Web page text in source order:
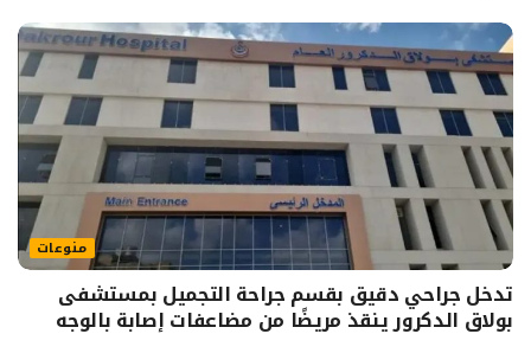
منوعات
تدخل جراحي دقيق بقسم جراحة التجميل بمستشفى
بولاق الدكرور ينقذ مريضًا من مضاعفات إصابة بالوجه